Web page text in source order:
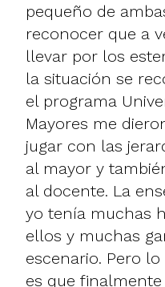
pequeño de
reconocer que a
llevar por los
la situación se
el programa
Mayores me
jugar con las
al mayor y
al docente. La
yo tenía muchas
ellos y muchas
escenario. Pero
es que